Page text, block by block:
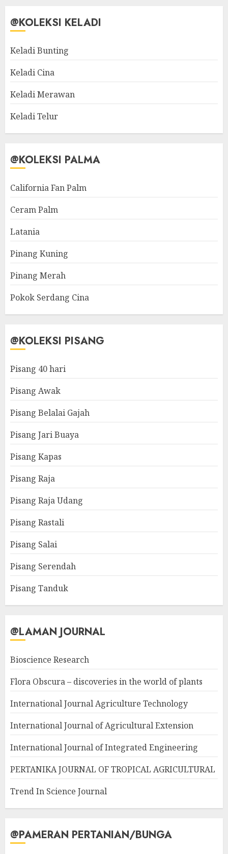
@KOLEKSI KELADI
Keladi Bunting
Keladi Cina
Keladi Merawan
Keladi Telur
@KOLEKSI PALMA
California Fan Palm
Ceram Palm
Latania
Pinang Kuning
Pinang Merah
Pokok Serdang Cina
@KOLEKSI PISANG
Pisang 40 hari
Pisang Awak
Pisang Belalai Gajah
Pisang Jari Buaya
Pisang Kapas
Pisang Raja
Pisang Raja Udang
Pisang Rastali
Pisang Salai
Pisang Serendah
Pisang Tanduk
@LAMAN JOURNAL
Bioscience Research
Flora Obscura – discoveries in the world of plants
International Journal Agriculture Technology
International Journal of Agricultural Extension
International Journal of Integrated Engineering
PERTANIKA JOURNAL OF TROPICAL AGRICULTURAL
Trend In Science Journal
@PAMERAN PERTANIAN/BUNGA